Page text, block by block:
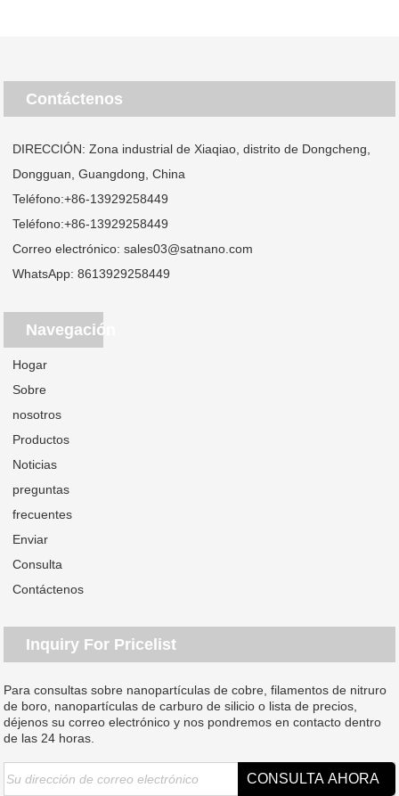
Contáctenos
DIRECCIÓN: Zona industrial de Xiaqiao, distrito de Dongcheng,
Dongguan, Guangdong, China
Teléfono:+86-13929258449
Teléfono:+86-13929258449
Correo electrónico:sales03@satnano.com
WhatsApp:8613929258449
Navegación
Hogar
Sobre
nosotros
Productos
Noticias
preguntas
frecuentes
Enviar
Consulta
Contáctenos
Inquiry For Pricelist
Para consultas sobre nanopartículas de cobre, filamentos de nitruro
de boro, nanopartículas de carburo de silicio o lista de precios,
déjenos su correo electrónico y nos pondremos en contacto dentro
de las 24 horas.